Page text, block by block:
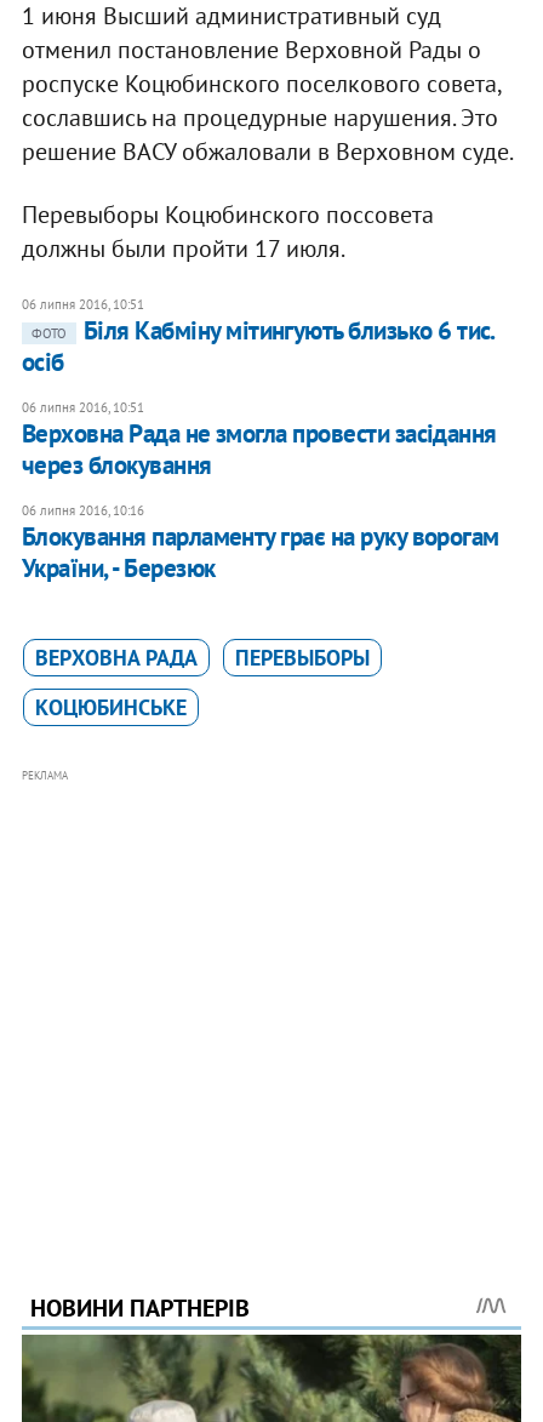
1 июня Высший административный суд
отменил постановление Верховной Рады о
роспуске Коцюбинского поселкового совета,
сославшись на процедурные нарушения. Это
решение ВАСУ обжаловали в Верховном суде.
Перевыборы Коцюбинского поссовета
должны были пройти 17 июля.
06 липня 2016, 10:51
ФОТО
Біля Кабміну мітингують близько 6 тис.
осіб
06 липня 2016, 10:51
Верховна Рада не змогла провести засідання
через блокування
06 липня 2016, 10:16
Блокування парламенту грає на руку ворогам
України, - Березюк
ВЕРХОВНА РАДА
ПЕРЕВЫБОРЫ
КОЦЮБИНСЬКЕ
РЕКЛАМА